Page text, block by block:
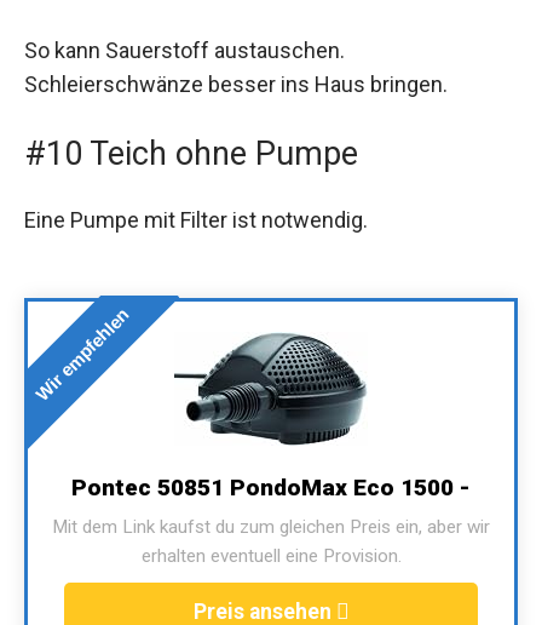
So kann Sauerstoff austauschen.
Schleierschwänze besser ins Haus bringen.
#10 Teich ohne Pumpe
Eine Pumpe mit Filter ist notwendig.
Wir empfehlen
Pontec 50851 PondoMax Eco 1500 -
Mit dem Link kaufst du zum gleichen Preis ein, aber wir
erhalten eventuell eine Provision.
Preis ansehen